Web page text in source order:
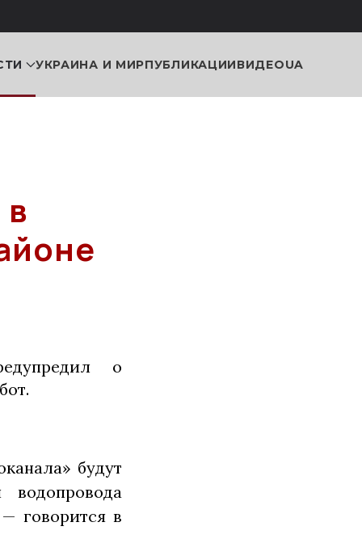
УКРАИНА И МИРПУБЛИКАЦИИВИДЕОUA
о
будут
говорится в